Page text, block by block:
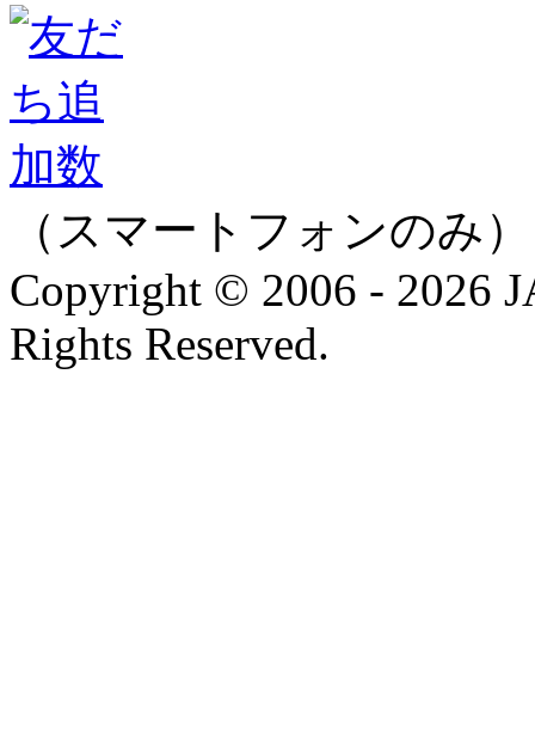
（スマートフォンのみ）
Copyright © 2006 - 2026
Rights Reserved.